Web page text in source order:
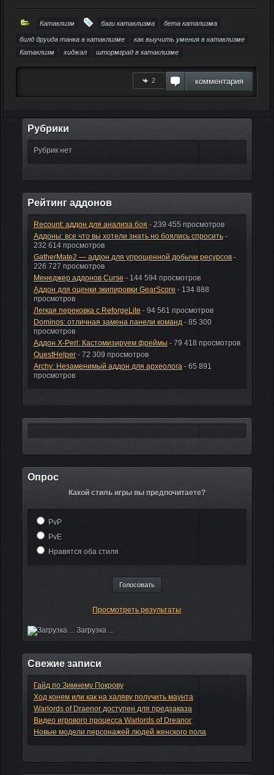
Катаклизм баги катаклизма бета катализма
билд друида танка в катаклизме
как выучить умения в катаклизме
Катаклизм
хиджал штормград в катаклизме
2 комментария
Рубрики
Рубрик нет
Рейтинг аддонов
Recount: аддон для анализа боя - 239 455 просмотров
Аддоны: все что вы хотели знать но боялись спросить-
232 614 просмотров
GatherMate2 — аддон для упрощенной добычи ресурсов-
226 727 просмотров
Менеджер аддонов Curse - 144 594 просмотров
Аддон для оценки экипировки GearScore - 134 888
просмотров
Легкая перековка с ReforgeLite - 94 561 просмотров
Dominos: отличная замена панели команд - 85 300
просмотров
Аддон X-Perl: Кастомизируем фреймы - 79 418 просмотров
QuestHelper- 72 309 просмотров
Archy: Незаменимый аддон для археолога - 65 891
просмотров
Опрос
Какой стиль игры вы предпочитаете?
PvP
PvE
Нравятся оба стиля
Просмотреть результаты
Загрузка ...
Свежие записи
Гайд по Зимнему Покрову
Ход конем или как на халяву получить маунта
Warlords of Draenor доступен для предзаказа
Видео игрового процесса Warlords of Dreanor
Новые модели персонажей людей женского пола